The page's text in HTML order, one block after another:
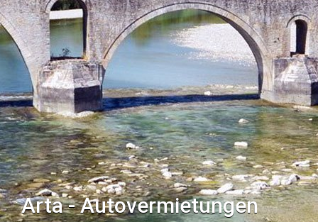
Arta - Autovermietungen